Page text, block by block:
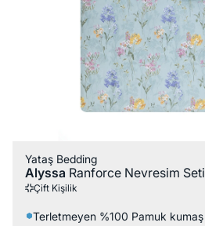
Yataş Bedding
Alyssa Ranforce Nevresim Seti
Çift Kişilik
Terletmeyen %100 Pamuk kumaş